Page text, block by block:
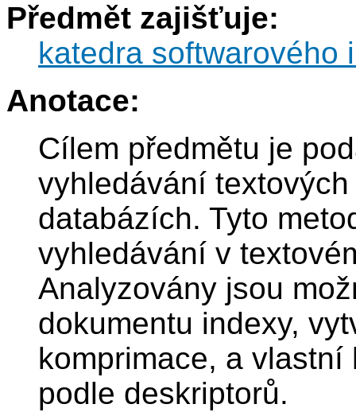
Předmět zajišťuje:
katedra softwarového
Anotace:
Cílem předmětu je
vyhledávání
databázích. Tyto
vyhledávání v
Analyzovány jsou
dokumentu indexy,
komprimace, a
podle deskriptorů.